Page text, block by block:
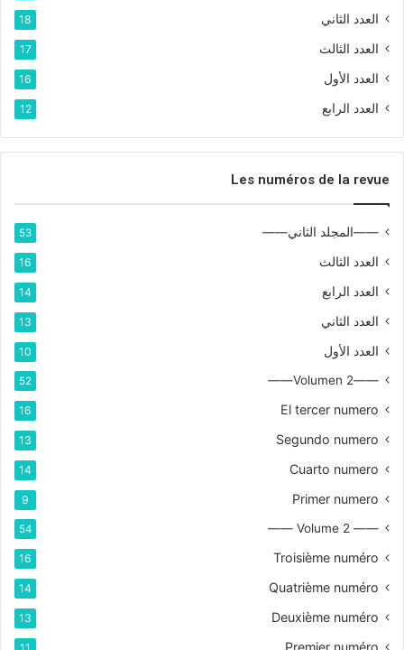
العدد الثاني 18
العدد الثالث 17
العدد الأول 16
العدد الرابع 12
Les numéros de la revue
——المجلد الثاني—— 53
العدد الثالث 16
العدد الرابع 14
العدد الثاني 13
العدد الأول 10
——Volumen 2——
52
El tercer numero
16
Segundo numero
13
Cuarto numero
14
Primer numero
9
—— Volume 2 ——
54
Troisième numéro
16
Quatrième numéro
14
Deuxième numéro
13
Premier numéro